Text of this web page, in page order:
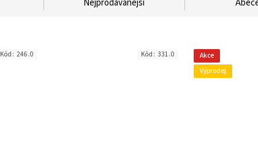
Nejprodávanější
Kód: 246.0 Kód: 331.0
Akce
Výprodej